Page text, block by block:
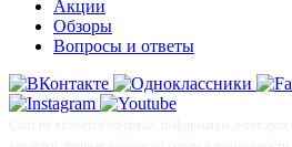
Акции
Обзоры
Вопросы и ответы